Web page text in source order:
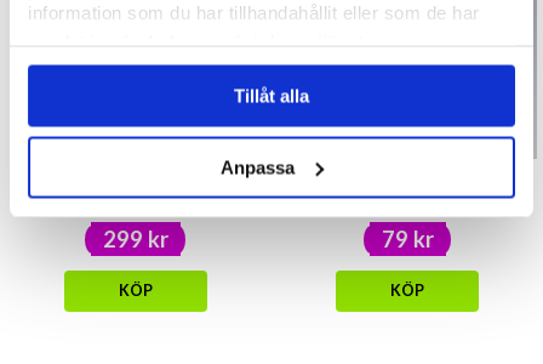
information som du har tillhandahållit eller som de har
Tillåt alla
Anpassa
Bäddset 2-delar - Unicorn
299 kr
KÖP
Servettställ Husvagn blå
79 kr
KÖP